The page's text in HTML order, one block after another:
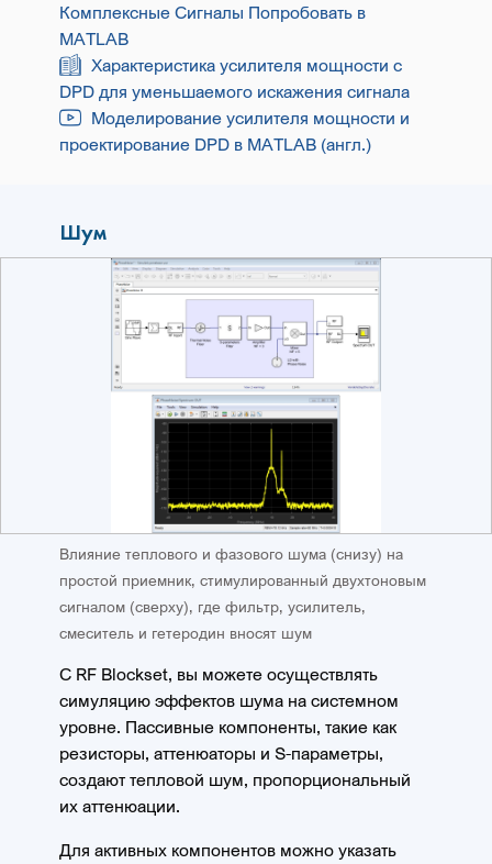
Комплексные Сигналы Попробовать в
MATLAB
Характеристика усилителя мощности с
DPD для уменьшаемого искажения сигнала
Моделирование усилителя мощности и
проектирование DPD в MATLAB (англ.)
Шум
Влияние теплового и фазового шума (снизу) на
простой приемник, стимулированный двухтоновым
сигналом (сверху), где фильтр, усилитель,
смеситель и гетеродин вносят шум
С RF Blockset, вы можете осуществлять
симуляцию эффектов шума на системном
уровне. Пассивные компоненты, такие как
резисторы, аттенюаторы и S-параметры,
создают тепловой шум, пропорциональный
их аттенюации.
Для активных компонентов можно указать